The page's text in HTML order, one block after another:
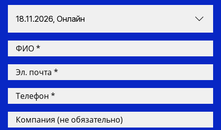
18.11.2026, Онлайн